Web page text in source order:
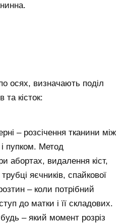
осях, визначають поділ
та кісток:
– розсічення тканини між
пупком. Метод
абортах, видалення кіст,
яєчників, спайкової
– коли потрібний
до матки і її складових.
– який момент розріз